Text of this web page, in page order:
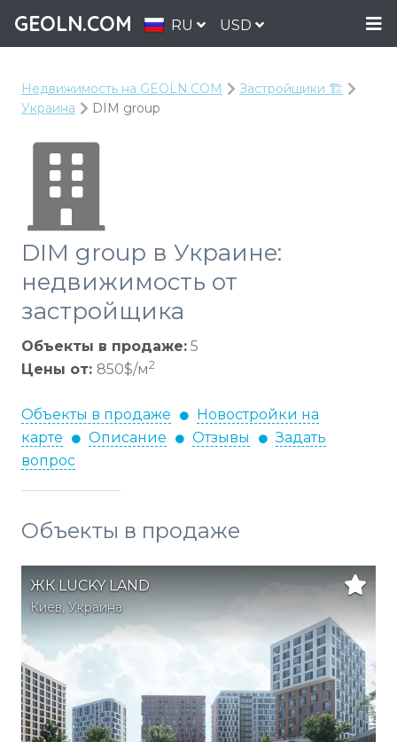
GEOLN.COM RU USD
Недвижимость на GEOLN.COM
Застройщики 🏗️
Украина
DIM group
DIM group в Украине:
недвижимость от
застройщика
Объекты в продаже: 5
Цены от: 850$/м2
Объекты в продаже
Новостройки на
карте
Описание Отзывы
Задать
вопрос
Объекты в продаже
ЖК LUCKY LAND
Киев,Украина